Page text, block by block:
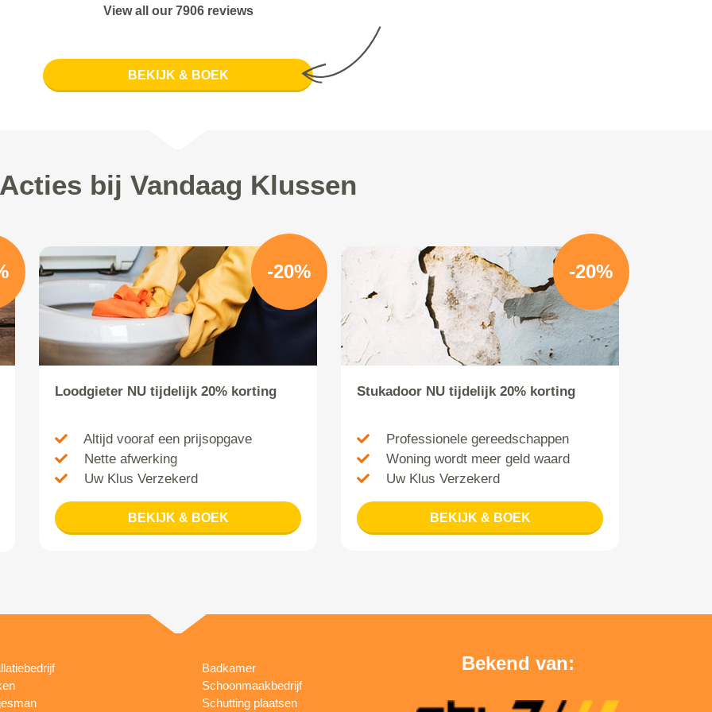
View all our 7906 reviews
BEKIJK & BOEK
Acties bij Vandaag Klussen
-20%
Loodgieter NU tijdelijk 20% korting
Altijd vooraf een prijsopgave
Nette afwerking
Uw Klus Verzekerd
BEKIJK & BOEK
-20%
Stukadoor NU tijdelijk 20% korting
Professionele gereedschappen
Woning wordt meer geld waard
Uw Klus Verzekerd
BEKIJK & BOEK
Badkamer
Schoonmaakbedrijf
Schutting plaatsen
Bekend van: